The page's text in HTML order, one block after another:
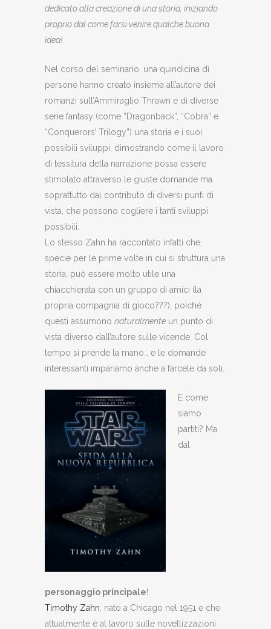
dedicato alla creazione di una storia, iniziando
proprio dal come farsi venire qualche buona
idea!
Nel corso del seminario, una quindicina di
persone hanno creato insieme all’autore dei
romanzi sull’Ammiraglio Thrawn e di diverse
serie fantasy (come “Dragonback”, “Cobra” e
“Conquerors’ Trilogy”) una storia e i suoi
possibili sviluppi, dimostrando come il lavoro
di tessitura della narrazione possa essere
stimolato attraverso le giuste domande ma
soprattutto dal contributo di diversi punti di
vista, che possono cogliere i tanti sviluppi
possibili.
Lo stesso Zahn ha raccontato infatti che,
specie per le prime volte in cui si struttura una
storia, può essere molto utile una
chiacchierata con un gruppo di amici (la
propria compagnia di gioco???), poiché
questi assumono naturalmente un punto di
vista diverso dall’autore sulle vicende. Col
tempo si prende la mano… e le domande
interessanti impariamo anche a farcele da soli.
E come
siamo
partiti? Ma
dal
personaggio principale!
Timothy Zahn , nato a Chicago nel 1951 e che
attualmente è al lavoro sulle novellizzazioni